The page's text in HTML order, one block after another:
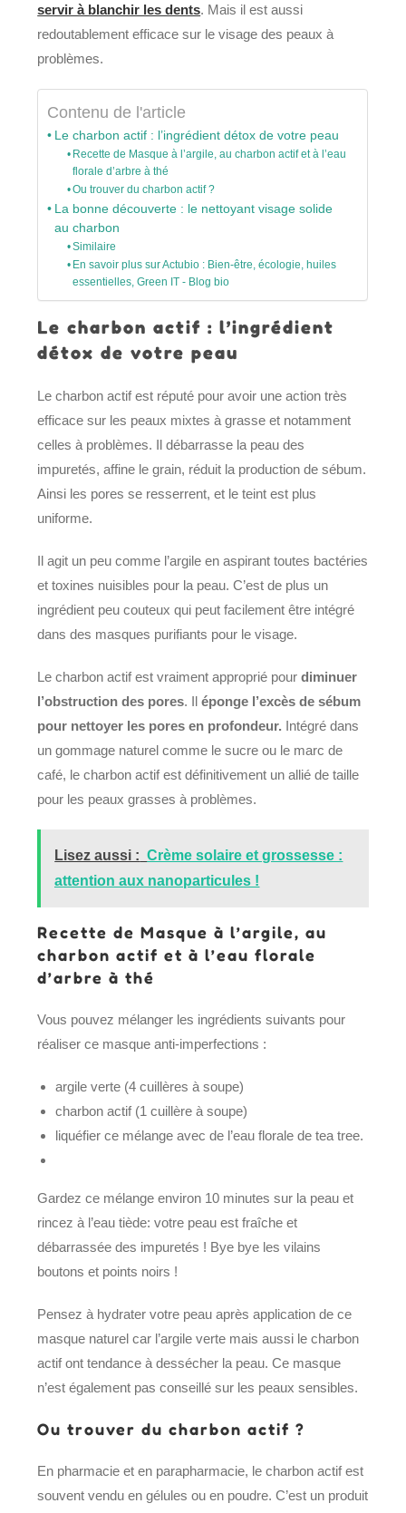
servir à blanchir les dents. Mais il est aussi
redoutablement efficace sur le visage des peaux à
problèmes.
Contenu de l'article
Le charbon actif : l’ingrédient détox de votre peau
Recette de Masque à l’argile, au charbon actif et à l’eau
florale d’arbre à thé
Ou trouver du charbon actif ?
La bonne découverte : le nettoyant visage solide
au charbon
Similaire
En savoir plus sur Actubio : Bien-être, écologie, huiles
essentielles, Green IT - Blog bio
Le charbon actif : l’ingrédient
détox de votre peau
Le charbon actif est réputé pour avoir une action très
efficace sur les peaux mixtes à grasse et notamment
celles à problèmes. Il débarrasse la peau des
impuretés, affine le grain, réduit la production de sébum.
Ainsi les pores se resserrent, et le teint est plus
uniforme.
Il agit un peu comme l’argile en aspirant toutes bactéries
et toxines nuisibles pour la peau. C’est de plus un
ingrédient peu couteux qui peut facilement être intégré
dans des masques purifiants pour le visage.
Le charbon actif est vraiment approprié pourdiminuer
l’obstruction des pores. Iléponge l’excès de sébum
pour nettoyer les pores en profondeur. Intégré dans
un gommage naturel comme le sucre ou le marc de
café, le charbon actif est définitivement un allié de taille
pour les peaux grasses à problèmes.
Lisez aussi : Crème solaire et grossesse :
attention aux nanoparticules !
Recette de Masque à l’argile, au
charbon actif et à l’eau florale
d’arbre à thé
Vous pouvez mélanger les ingrédients suivants pour
réaliser ce masque anti-imperfections :
argile verte (4 cuillères à soupe)
charbon actif (1 cuillère à soupe)
liquéfier ce mélange avec de l’eau florale de tea tree.
Gardez ce mélange environ 10 minutes sur la peau et
rincez à l’eau tiède: votre peau est fraîche et
débarrassée des impuretés ! Bye bye les vilains
boutons et points noirs !
Pensez à hydrater votre peau après application de ce
masque naturel car l’argile verte mais aussi le charbon
actif ont tendance à dessécher la peau. Ce masque
n’est également pas conseillé sur les peaux sensibles.
Ou trouver du charbon actif ?
En pharmacie et en parapharmacie, le charbon actif est
souvent vendu en gélules ou en poudre. C’est un produit